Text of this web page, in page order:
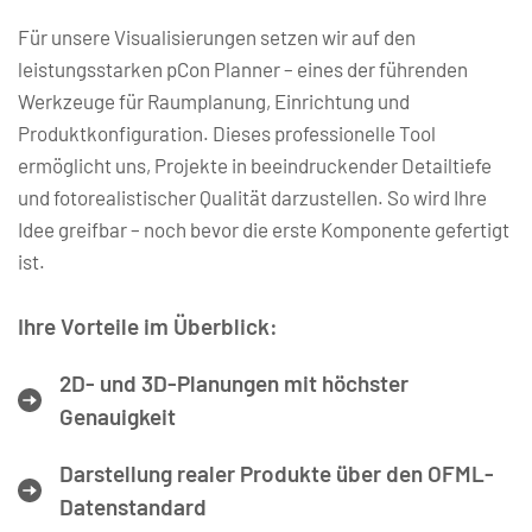
Für unsere Visualisierungen setzen wir auf den
leistungsstarken pCon Planner – eines der führenden
Werkzeuge für Raumplanung, Einrichtung und
Produktkonfiguration. Dieses professionelle Tool
ermöglicht uns, Projekte in beeindruckender Detailtiefe
und fotorealistischer Qualität darzustellen. So wird Ihre
Idee greifbar – noch bevor die erste Komponente gefertigt
ist.
Ihre Vorteile im Überblick:
2D- und 3D-Planungen mit höchster
Genauigkeit
Darstellung realer Produkte über den OFML-
Datenstandard